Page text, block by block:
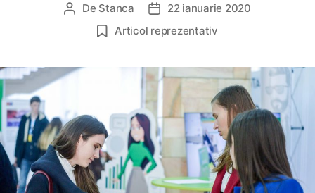
i
i
A
r
t
i
c
o
l
De Stanca
D
a
t
i
c
o
l
22 ianuarie 2020
Articol reprezentativ